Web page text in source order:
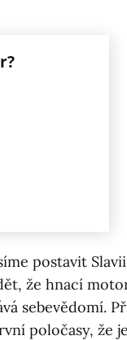
postavit
že hnací
sebevědomí.
poločasy, že